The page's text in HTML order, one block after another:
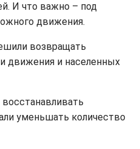
И что важно – под
движения.
возвращать
движения и населенных
уменьшать количество